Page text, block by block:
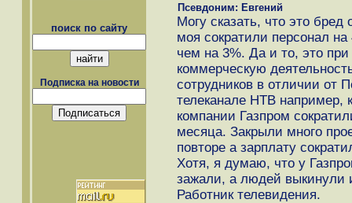
поиск по сайту
Подписка на новости
Псевдоним: Евгений
Могу сказать, что это бред
моя сократили персонал
чем на 3%. Да и то, это
коммерческую
сотрудников в отличии от
телеканале НТВ например,
компании Газпром
месяца. Закрыли много
повторе а зарплату
Хотя, я думаю, что у
зажали, а людей выкинули
Работник телевидения.